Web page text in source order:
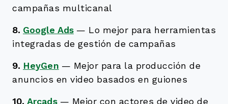
campañas multicanal
8. Google Ads — Lo mejor para herramientas
integradas de gestión de campañas
9. HeyGen — Mejor para la producción de
anuncios en video basados en guiones
10. Arcads — Mejor con actores de video de